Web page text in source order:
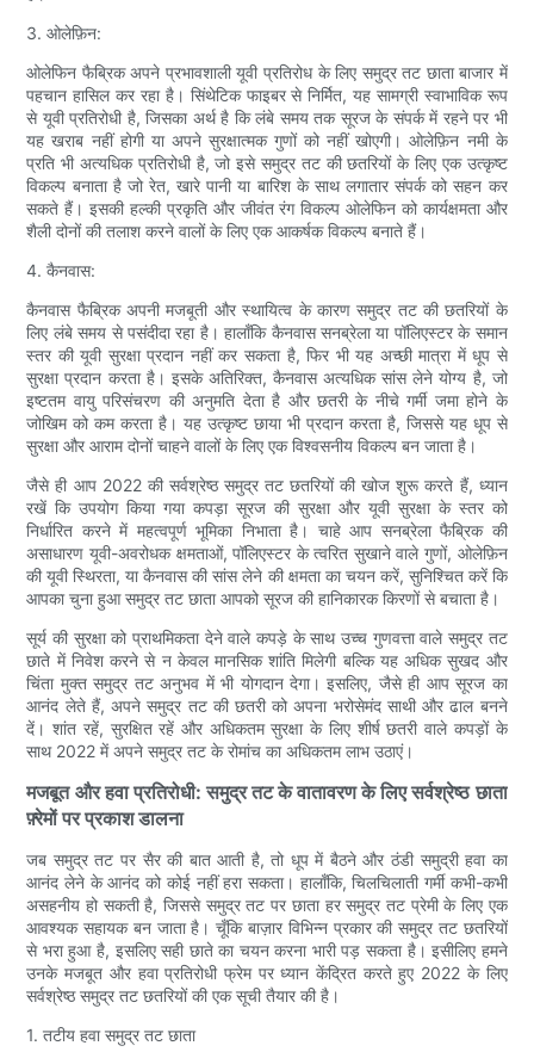
3. ओलेफ़िन:
ओलेफिन फैब्रिक अपने प्रभावशाली यूवी प्रतिरोध के लिए समुद्र तट छाता बाजार में
पहचान हासिल कर रहा है। सिंथेटिक फाइबर से निर्मित, यह सामग्री स्वाभाविक रूप
से यूवी प्रतिरोधी है, जिसका अर्थ है कि लंबे समय तक सूरज के संपर्क में रहने पर भी
यह खराब नहीं होगी या अपने सुरक्षात्मक गुणों को नहीं खोएगी। ओलेफ़िन नमी के
प्रति भी अत्यधिक प्रतिरोधी है, जो इसे समुद्र तट की छतरियों के लिए एक उत्कृष्ट
विकल्प बनाता है जो रेत, खारे पानी या बारिश के साथ लगातार संपर्क को सहन कर
सकते हैं। इसकी हल्की प्रकृति और जीवंत रंग विकल्प ओलेफिन को कार्यक्षमता और
शैली दोनों की तलाश करने वालों के लिए एक आकर्षक विकल्प बनाते हैं।
4. कैनवास:
कैनवास फैब्रिक अपनी मजबूती और स्थायित्व के कारण समुद्र तट की छतरियों के
लिए लंबे समय से पसंदीदा रहा है। हालाँकि कैनवास सनब्रेला या पॉलिएस्टर के समान
स्तर की यूवी सुरक्षा प्रदान नहीं कर सकता है, फिर भी यह अच्छी मात्रा में धूप से
सुरक्षा प्रदान करता है। इसके अतिरिक्त, कैनवास अत्यधिक सांस लेने योग्य है, जो
इष्टतम वायु परिसंचरण की अनुमति देता है और छतरी के नीचे गर्मी जमा होने के
जोखिम को कम करता है। यह उत्कृष्ट छाया भी प्रदान करता है, जिससे यह धूप से
सुरक्षा और आराम दोनों चाहने वालों के लिए एक विश्वसनीय विकल्प बन जाता है।
जैसे ही आप 2022 की सर्वश्रेष्ठ समुद्र तट छतरियों की खोज शुरू करते हैं, ध्यान
रखें कि उपयोग किया गया कपड़ा सूरज की सुरक्षा और यूवी सुरक्षा के स्तर को
निर्धारित करने में महत्वपूर्ण भूमिका निभाता है। चाहे आप सनब्रेला फैब्रिक की
असाधारण यूवी-अवरोधक क्षमताओं, पॉलिएस्टर के त्वरित सुखाने वाले गुणों, ओलेफ़िन
की यूवी स्थिरता, या कैनवास की सांस लेने की क्षमता का चयन करें, सुनिश्चित करें कि
आपका चुना हुआ समुद्र तट छाता आपको सूरज की हानिकारक किरणों से बचाता है।
सूर्य की सुरक्षा को प्राथमिकता देने वाले कपड़े के साथ उच्च गुणवत्ता वाले समुद्र तट
छाते में निवेश करने से न केवल मानसिक शांति मिलेगी बल्कि यह अधिक सुखद और
चिंता मुक्त समुद्र तट अनुभव में भी योगदान देगा। इसलिए, जैसे ही आप सूरज का
आनंद लेते हैं, अपने समुद्र तट की छतरी को अपना भरोसेमंद साथी और ढाल बनने
दें। शांत रहें, सुरक्षित रहें और अधिकतम सुरक्षा के लिए शीर्ष छतरी वाले कपड़ों के
साथ 2022 में अपने समुद्र तट के रोमांच का अधिकतम लाभ उठाएं।
मजबूत और हवा प्रतिरोधी: समुद्र तट के वातावरण के लिए सर्वश्रेष्ठ छाता
फ़्रेमों पर प्रकाश डालना
जब समुद्र तट पर सैर की बात आती है, तो धूप में बैठने और ठंडी समुद्री हवा का
आनंद लेने के आनंद को कोई नहीं हरा सकता। हालाँकि, चिलचिलाती गर्मी कभी-कभी
असहनीय हो सकती है, जिससे समुद्र तट पर छाता हर समुद्र तट प्रेमी के लिए एक
आवश्यक सहायक बन जाता है। चूँकि बाज़ार विभिन्न प्रकार की समुद्र तट छतरियों
से भरा हुआ है, इसलिए सही छाते का चयन करना भारी पड़ सकता है। इसीलिए हमने
उनके मजबूत और हवा प्रतिरोधी फ्रेम पर ध्यान केंद्रित करते हुए 2022 के लिए
सर्वश्रेष्ठ समुद्र तट छतरियों की एक सूची तैयार की है।
1. तटीय हवा समुद्र तट छाता